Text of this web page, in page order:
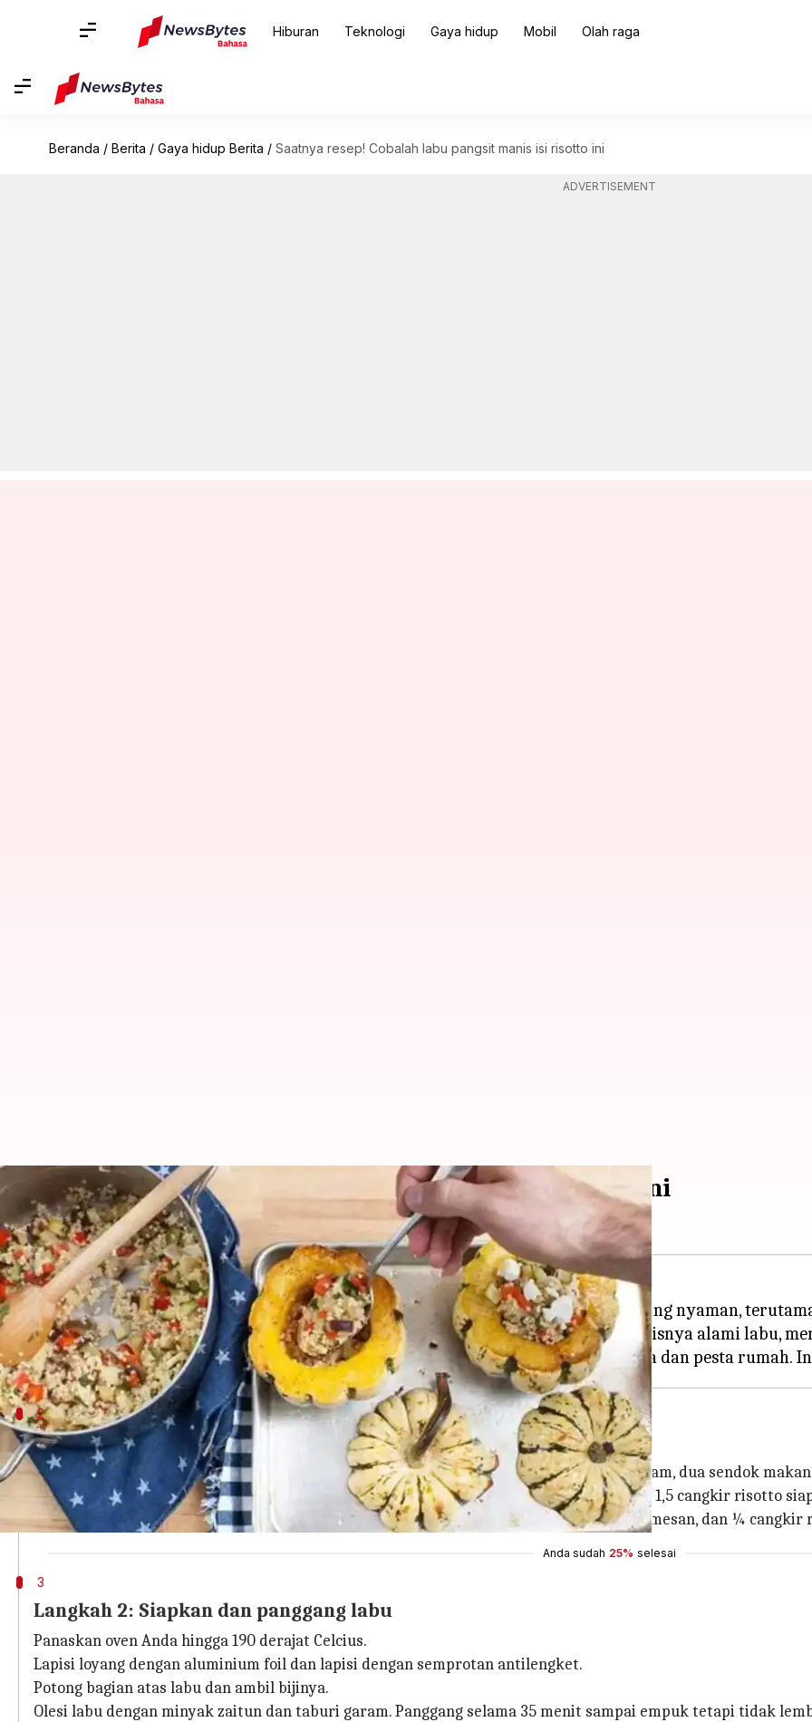
Hiburan Teknologi Gaya hidup Mobil Olah raga
Beranda / Berita / Gaya hidup Berita / Saatnya resep! Cobalah labu pangsit manis isi risotto ini
ADVERTISEMENT
Saatnya resep! Cobalah labu pangsit manis isi risotto ini
menulis Bob Jan 22, 2024 10:22 am
Apa ceritanya
Labu pangsit manis isi risotto adalah hidangan lezat, cocok untuk makan malam yang nyaman,
Resep yang terinspirasi dari Italia ini memadukan kelembutan risotto dengan manisnya alami labu,
2
Langkah 1: Kumpulkan bahan-bahan berikut
Empat buah labu siam manis utuh, tiga sendok makan minyak zaitun, 1,5 sendok teh garam, dua sendok
siung bawang putih, ½ bawang kuning utuh, ½ jamur portobello utuh, ½ ikat asparagus, 1,5 cangkir risotto
hitam bubuk, sejumput cabai rawit, satu sendok makan krim kental, ½ cangkir keju parmesan, dan ¼ cangkir
Anda sudah 25% selesai
3
Langkah 2: Siapkan dan panggang labu
Panaskan oven Anda hingga 190 derajat Celcius.
Lapisi loyang dengan aluminium foil dan lapisi dengan semprotan antilengket.
Potong bagian atas labu dan ambil bijinya.
Olesi labu dengan minyak zaitun dan taburi garam. Panggang selama 35 menit sampai empuk tetapi tidak